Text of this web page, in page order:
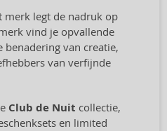
merk legt de nadruk op
vind je opvallende
van creatie,
van verfijnde
Club de Nuit collectie,
en limited